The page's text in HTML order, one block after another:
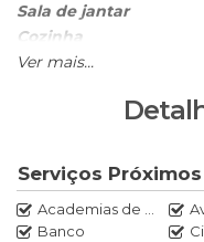
Sala de jantar
Cozinha
Área de serviço
Banheiro social
Aceita proposta com
Região central
Ao lado da Afubra
Ver mais...
Serviços Próximos
Academias de ginástica
Banco